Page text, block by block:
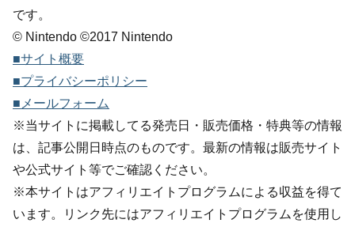
です。
© Nintendo ©2017 Nintendo
■サイト概要
■プライバシーポリシー
■メールフォーム
※当サイトに掲載してる発売日・販売価格・特典等の情報
は、記事公開日時点のものです。最新の情報は販売サイト
や公式サイト等でご確認ください。
※本サイトはアフィリエイトプログラムによる収益を得て
います。リンク先にはアフィリエイトプログラムを使用し